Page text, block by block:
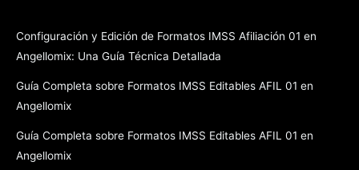
Configuración y Edición de Formatos IMSS Afiliación 01 en
Angellomix: Una Guía Técnica Detallada
Guía Completa sobre Formatos IMSS Editables AFIL 01 en
Angellomix
Guía Completa sobre Formatos IMSS Editables AFIL 01 en
Angellomix